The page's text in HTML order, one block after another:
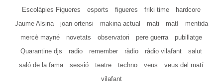
Escolàpies Figueres
esports figueres friki time
hardcore
Jaume Alsina
joan ortensi makina actual mati matí
mentida
mercè mayné
novetats observatori pere guerra
pubillatge
Quarantine djs
radio remember ràdio ràdio vilafant
salut
saló de la fama
sessió teatre techno veus
veus del matí
vilafant